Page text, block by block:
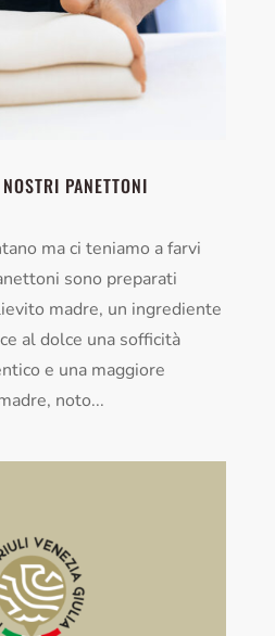
PANETTONI
ma ci teniamo a farvi
sono preparati
madre, un ingrediente
al dolce una sofficità
e una maggiore
noto...